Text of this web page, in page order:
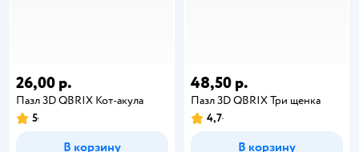
26,00 р.
Пазл 3D QBRIX Кот-акула
5
В корзину
48,50 р.
Пазл 3D QBRIX Три щенка
4,7
В корзину